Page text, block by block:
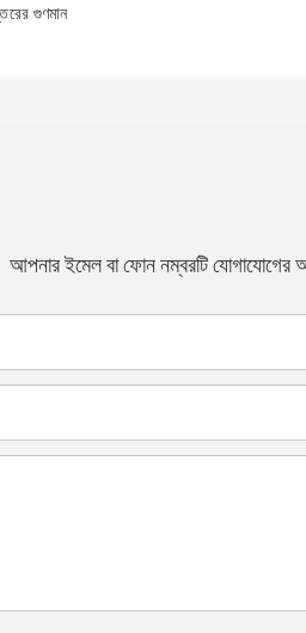
গুণমান
আপনার ইমেল বা ফোন নম্বরটি যোগাযোগের